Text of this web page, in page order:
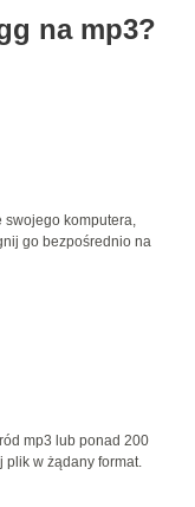
na mp3?
swojego komputera,
go bezpośrednio na
mp3 lub ponad 200
plik w żądany format.